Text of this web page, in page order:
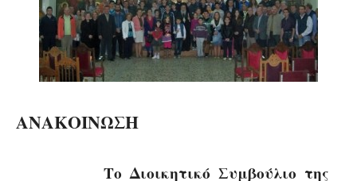
ΑΝΑΚΟΙΝΩΣΗ
Το Διοικητικό Συμβούλιο της